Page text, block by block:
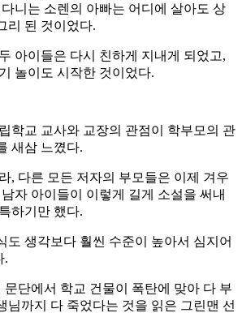
니는 소렌의 아빠는 어디에 살아도 상
리 된 것이었다.
아이들은 다시 친하게 지내게 되었고,
놀이도 시작한 것이었다.
학교 교사와 교장의 관점이 학부모의 관
새삼 느꼈다.
, 다른 모든 저자의 부모들은 이제 겨우
자 아이들이 이렇게 길게 소설을 써내
하기만 했다.
도 생각보다 훨씬 수준이 높아서 심지어
.
문단에서 학교 건물이 폭탄에 맞아 다 부
님까지 다 죽었다는 것을 읽은 그린맨 선